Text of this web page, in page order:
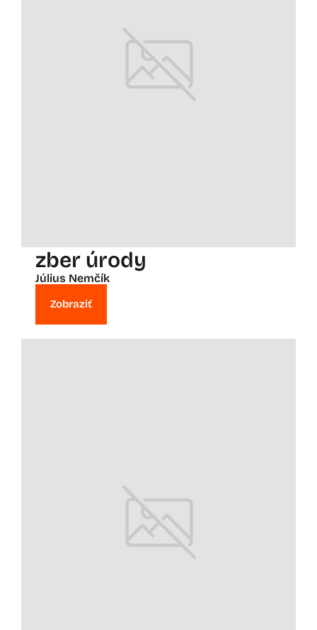
zber úrody
Július Nemčík
Zobraziť